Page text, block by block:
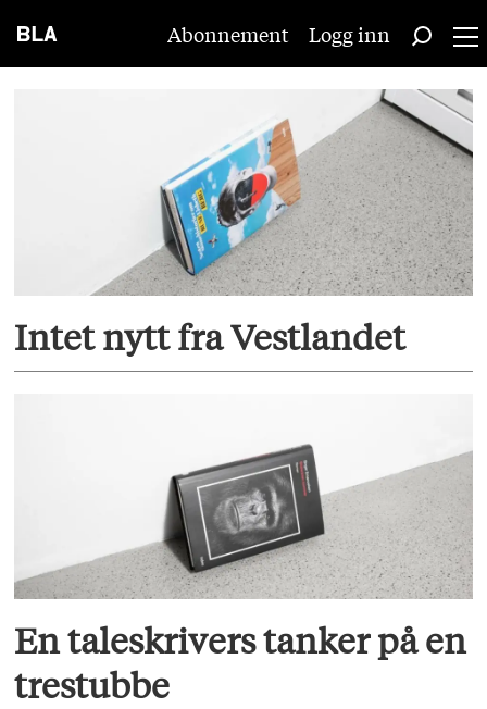
Abonnement Logg inn
Intet nytt fra Vestlandet
En taleskrivers tanker på en
trestubbe